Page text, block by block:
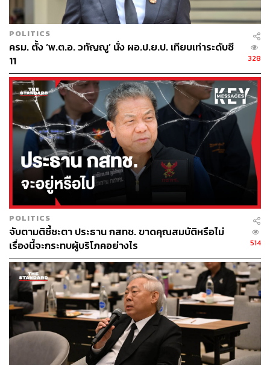
ไทยเข้าถึงการรักษาพยาบาลได้ง่ายและรวดเร็วขึ้น โดยมี
รัฐบาลเป็นผู้ดูแลและขอย้ำอีกครั้ง สำหรับคนกรุงเทพฯ
สามารถดูสัญลักษณ์ 30 บาทรักษาทุกที่และเข้าไปใช้บริการ
ได้ทันที” นายกรัฐมนตรีกล่าว
ชัชชาติ สิทธิพันธุ์ ผู้ว่าราชการกรุงเทพมหานคร ระบุว่า ใน
นามของกรุงเทพมหานคร ดีใจที่รัฐบาลมาสานต่อนโยบาย
30 บาทรักษาทุกที่ เพื่อคนไทยสุขภาพดีถ้วนหน้า ในพื้นที่
กรุงเทพฯ เพราะเรื่องสุขภาพเป็นหัวใจของการลดความ
เหลื่อมล้ำ
ทั้งนี้ กทม. มีโรงพยาบาลชั้นดีจำนวนมาก แต่ก็มีประชากร
แฝงถึง 10 ล้านคนที่มีปัญหาสาธารณสุขและไม่ได้น้อยกว่า
จังหวัดอื่น หรืออาจจะมากกว่าด้วยซ้ำ ดังนั้นนโยบายนี้สำคัญ
มากๆ เพราะเป็นการใช้เทคโนโลยีเชื่อมโยงข้อมูลโรง
พยาบาลและระบบปฐมภูมิที่เข้มแข็ง
ด้าน สมศักดิ์ เทพสุทิน รัฐมนตรีว่าการกระทรวงสาธารณสุข
กล่าวว่า นโยบาย 30 บาทรักษาทุกที่มีเป้าหมายยกระดับ
บริการสุขภาพเพื่อให้คนไทยได้รับบริการที่ดี รวมถึงมี
คุณภาพและมาตรฐานที่ดีขึ้น โดยการขับเคลื่อนนโยบายดัง
กล่าวแบ่งออกเป็น 4 ระยะ ซึ่งกรุงเทพฯ ถือเป็นจังหวัดที่ 46 ที่
จะเริ่มนโยบาย 30 บาทรักษาทุกที่ โดยกระทรวงสาธารณสุข
มีเป้าหมายขยายให้ครอบคลุมทุกจังหวัดภายในปีนี้ เพื่อ
สุขภาพที่ดีของคนไทยทั้งประเทศ การคิกออฟ 30 บาทรักษา
POLITICS
ครม. ตั้ง ‘พ.ต.อ. วทัญญู’ นั่ง ผอ.ป.ย.ป. เทียบเท่าระดับซี
11
328
POLITICS
จับตามติชี้ชะตา ประธาน กสทช. ขาดคุณสมบัติหรือไม่
เรื่องนี้จะกระทบผู้บริโภคอย่างไร
514